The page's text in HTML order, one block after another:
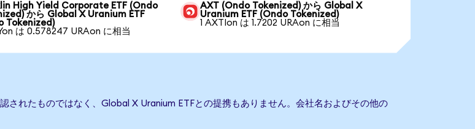
High Yield Corporate ETF (Ondo
から Global X Uranium ETF
Tokenized)
は 0.578247 URAon に相当
AXT (Ondo Tokenized) から Global X
Uranium ETF (Ondo Tokenized)
1 AXTIon は 1.7202 URAon に相当
されたものではなく、Global X Uranium ETFとの提携もありません。会社名およびその他の